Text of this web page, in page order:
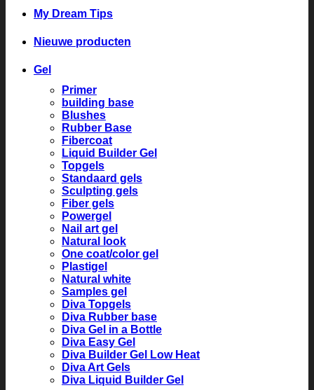
My Dream Tips
Nieuwe producten
Gel
Primer
building base
Blushes
Rubber Base
Fibercoat
Liquid Builder Gel
Topgels
Standaard gels
Sculpting gels
Fiber gels
Powergel
Nail art gel
Natural look
One coat/color gel
Plastigel
Natural white
Samples gel
Diva Topgels
Diva Rubber base
Diva Gel in a Bottle
Diva Easy Gel
Diva Builder Gel Low Heat
Diva Art Gels
Diva Liquid Builder Gel